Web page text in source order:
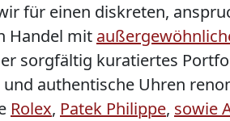
für einen diskreten,
Handel mit
sorgfältig kuratiertes
authentische Uhren
Rolex, Patek Philippe, sowie